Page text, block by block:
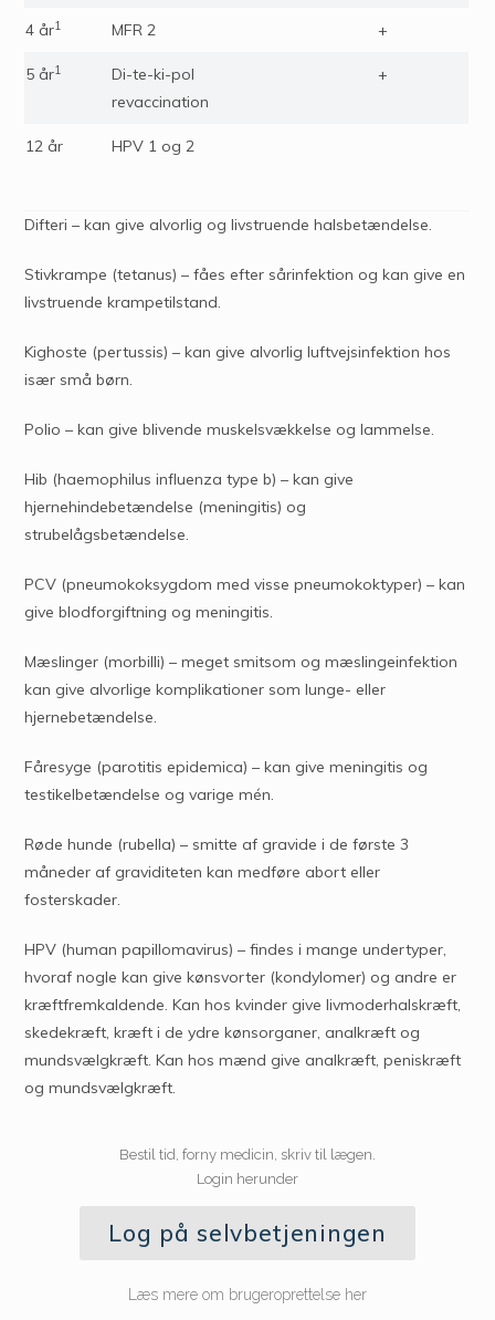
4 år1 MFR 2 +
5 år1
Di-te-ki-pol
revaccination
+
12 år HPV 1 og 2
Difteri – kan give alvorlig og livstruende halsbetændelse.
Stivkrampe (tetanus) – fåes efter sårinfektion og kan give en
livstruende krampetilstand.
Kighoste (pertussis) – kan give alvorlig luftvejsinfektion hos
især små børn.
Polio – kan give blivende muskelsvækkelse og lammelse.
Hib (haemophilus influenza type b) – kan give
hjernehindebetændelse (meningitis) og
strubelågsbetændelse.
PCV (pneumokoksygdom med visse pneumokoktyper) – kan
give blodforgiftning og meningitis.
Mæslinger (morbilli) – meget smitsom og mæslingeinfektion
kan give alvorlige komplikationer som lunge- eller
hjernebetændelse.
Fåresyge (parotitis epidemica) – kan give meningitis og
testikelbetændelse og varige mén.
Røde hunde (rubella) – smitte af gravide i de første 3
måneder af graviditeten kan medføre abort eller
fosterskader.
HPV (human papillomavirus) – findes i mange undertyper,
hvoraf nogle kan give kønsvorter (kondylomer) og andre er
kræftfremkaldende. Kan hos kvinder give livmoderhalskræft,
skedekræft, kræft i de ydre kønsorganer, analkræft og
mundsvælgkræft. Kan hos mænd give analkræft, peniskræft
og mundsvælgkræft.
Bestil tid, forny medicin, skriv til lægen.
Login herunder
Log på selvbetjeningen
Læs mere om brugeroprettelse her